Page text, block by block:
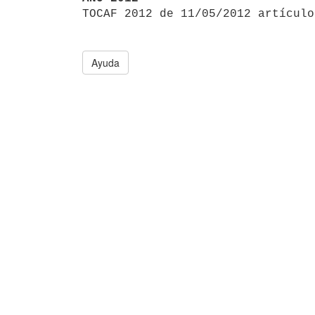
TOCAF 2012 de 11/05/2012
Ayuda